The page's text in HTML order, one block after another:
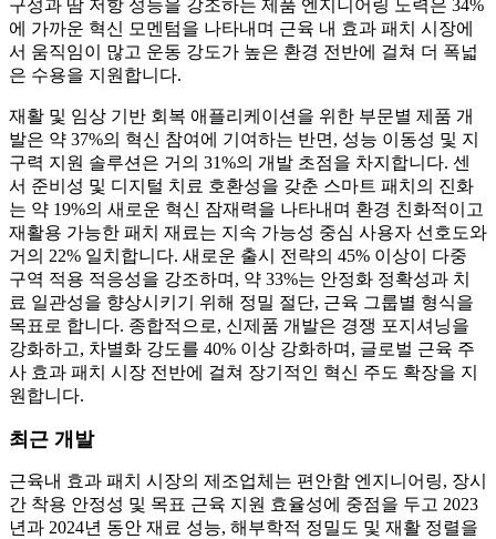
구성과 땀 저항 성능을 강조하는 제품 엔지니어링 노력은 34%
에 가까운 혁신 모멘텀을 나타내며 근육 내 효과 패치 시장에
서 움직임이 많고 운동 강도가 높은 환경 전반에 걸쳐 더 폭넓
은 수용을 지원합니다.
재활 및 임상 기반 회복 애플리케이션을 위한 부문별 제품 개
발은 약 37%의 혁신 참여에 기여하는 반면, 성능 이동성 및 지
구력 지원 솔루션은 거의 31%의 개발 초점을 차지합니다. 센
서 준비성 및 디지털 치료 호환성을 갖춘 스마트 패치의 진화
는 약 19%의 새로운 혁신 잠재력을 나타내며 환경 친화적이고
재활용 가능한 패치 재료는 지속 가능성 중심 사용자 선호도와
거의 22% 일치합니다. 새로운 출시 전략의 45% 이상이 다중
구역 적용 적응성을 강조하며, 약 33%는 안정화 정확성과 치
료 일관성을 향상시키기 위해 정밀 절단, 근육 그룹별 형식을
목표로 합니다. 종합적으로, 신제품 개발은 경쟁 포지셔닝을
강화하고, 차별화 강도를 40% 이상 강화하며, 글로벌 근육 주
사 효과 패치 시장 전반에 걸쳐 장기적인 혁신 주도 확장을 지
원합니다.
최근 개발
근육내 효과 패치 시장의 제조업체는 편안함 엔지니어링, 장시
간 착용 안정성 및 목표 근육 지원 효율성에 중점을 두고 2023
년과 2024년 동안 재료 성능, 해부학적 정밀도 및 재활 정렬을